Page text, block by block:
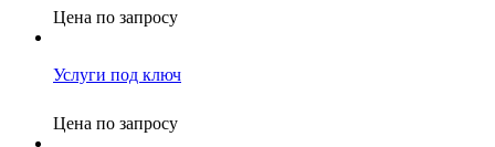
Цена по запросу
Услуги под ключ
Цена по запросу